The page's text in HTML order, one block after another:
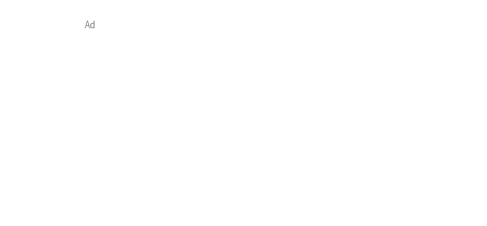
Ad